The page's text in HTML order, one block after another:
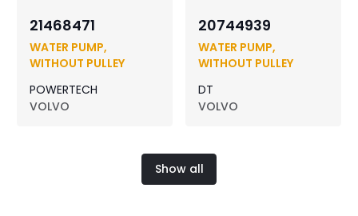
21468471
WATER PUMP,
WITHOUT PULLEY
POWERTECH
VOLVO
20744939
WATER PUMP,
WITHOUT PULLEY
DT
VOLVO
Show all